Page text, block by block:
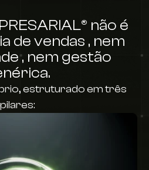
não é
de vendas , nem
, nem gestão
estruturado em três
pilares: